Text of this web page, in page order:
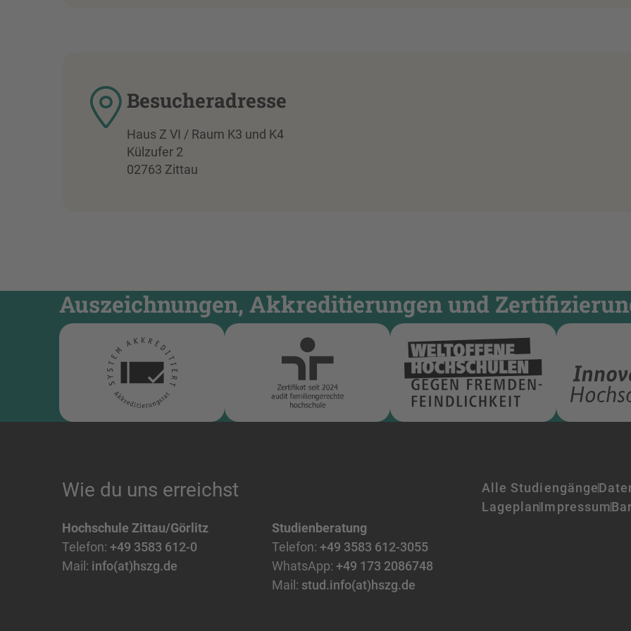
Besucheradresse
Haus Z VI / Raum K3 und K4
Külzufer 2
02763 Zittau
Auszeichnungen, Akkreditierungen und
Wie du uns erreichst
Hochschule Zittau/Görlitz
Telefon: +49 3583 612-0
Mail: info(at)hszg.de
Studienberatung
Telefon: +49 3583 612-3055
WhatsApp: +49 173 2086748
Mail: stud.info(at)hszg.de
Alle Studiengänge
LageplanImpressum